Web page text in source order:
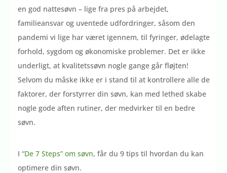
en god nattesøvn – lige fra pres på arbejdet,
familieansvar og uventede udfordringer, såsom den
pandemi vi lige har været igennem, til fyringer, ødelagte
forhold, sygdom og økonomiske problemer. Det er ikke
underligt, at kvalitetssøvn nogle gange går fløjten!
Selvom du måske ikke er i stand til at kontrollere alle de
faktorer, der forstyrrer din søvn, kan med lethed skabe
nogle gode aften rutiner, der medvirker til en bedre
søvn.
I “De 7 Steps” om søvn, får du 9 tips til hvordan du kan
optimere din søvn.